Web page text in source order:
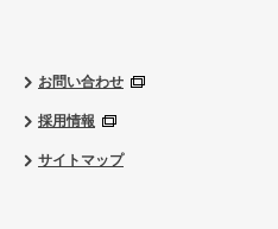
お問い合わせ
採用情報
サイトマップ